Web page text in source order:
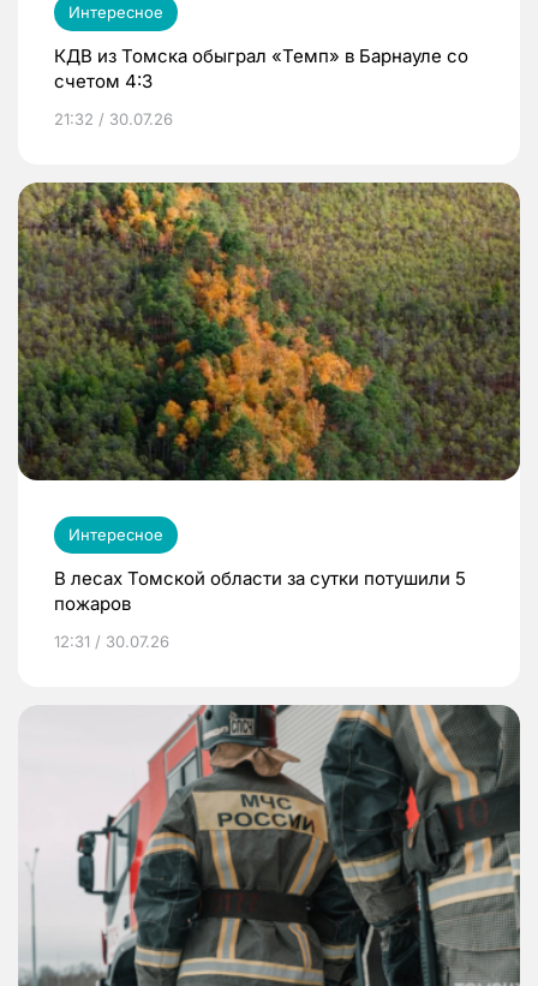
Интересное
КДВ из Томска обыграл «Темп» в Барнауле со
счетом 4:3
21:32 / 30.07.26
Интересное
В лесах Томской области за сутки потушили 5
пожаров
12:31 / 30.07.26